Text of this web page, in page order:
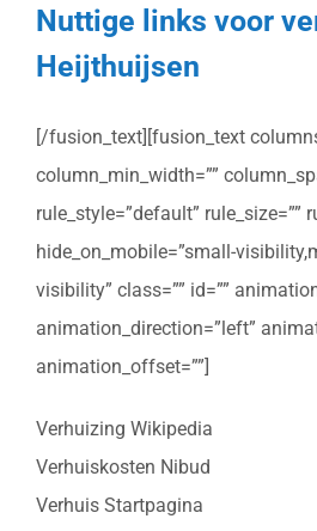
Nuttige links voor
Heijthuijsen
[/fusion_text][fusion_text
column_min_width=””
rule_style=”default” rule_size=””
hide_on_mobile=”small-
visibility” class=”” id=””
animation_direction=”left”
animation_offset=””]
Verhuizing Wikipedia
Verhuiskosten Nibud
Verhuis Startpagina